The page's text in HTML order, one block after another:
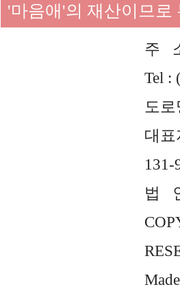
'마음애'의 재산이므로
주
Tel :
도
대표
131-
법